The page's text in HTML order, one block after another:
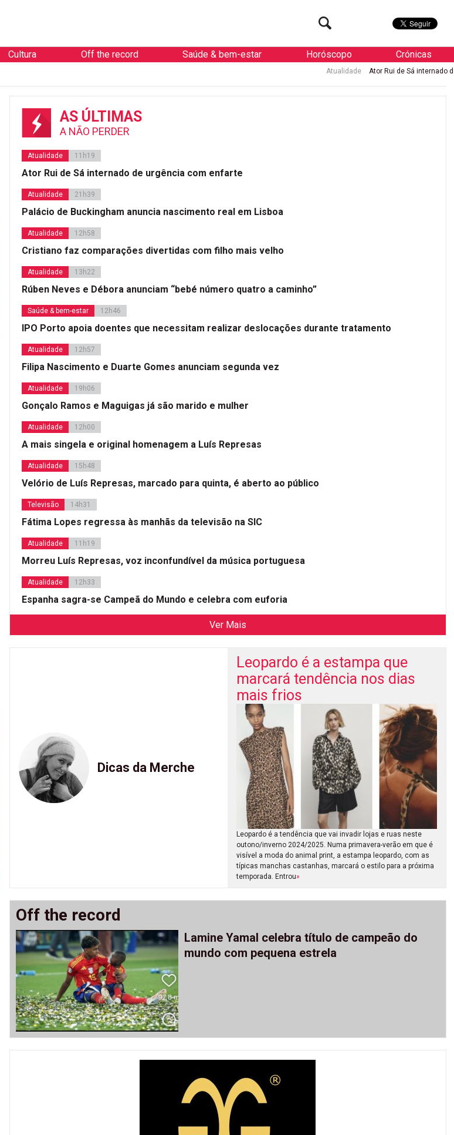
Cultura Off the record Saúde & bem-estar Horóscopo Crónicas
Ator Rui de Sá internado de urgência com
AS ÚLTIMAS
A NÃO PERDER
Atualidade 11h19
Ator Rui de Sá internado de urgência com enfarte
Atualidade 21h39
Palácio de Buckingham anuncia nascimento real em Lisboa
Atualidade 12h58
Cristiano faz comparações divertidas com filho mais velho
Atualidade 13h22
Rúben Neves e Débora anunciam “bebé número quatro a caminho”
Saúde & bem-estar 12h46
IPO Porto apoia doentes que necessitam realizar deslocações durante tratamento
Atualidade 12h57
Filipa Nascimento e Duarte Gomes anunciam segunda vez
Atualidade 19h06
Gonçalo Ramos e Maguigas já são marido e mulher
Atualidade 12h00
A mais singela e original homenagem a Luís Represas
Atualidade 15h48
Velório de Luís Represas, marcado para quinta, é aberto ao público
Televisão 14h31
Fátima Lopes regressa às manhãs da televisão na SIC
Atualidade 11h19
Morreu Luís Represas, voz inconfundível da música portuguesa
Atualidade 12h33
Espanha sagra-se Campeã do Mundo e celebra com euforia
Ver Mais
Dicas da Merche
Leopardo é a estampa que
marcará tendência nos dias
mais frios
Leopardo é a tendência que vai invadir lojas e ruas neste
outono/inverno 2024/2025. Numa primavera-verão em que é
visível a moda do animal print, a estampa leopardo, com as
típicas manchas castanhas, marcará o estilo para a próxima
temporada. Entrou»
Off the record
Lamine Yamal celebra título de campeão do
mundo com pequena estrela